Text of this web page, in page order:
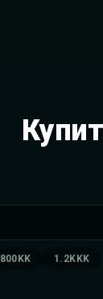
800KK 1.2KKK